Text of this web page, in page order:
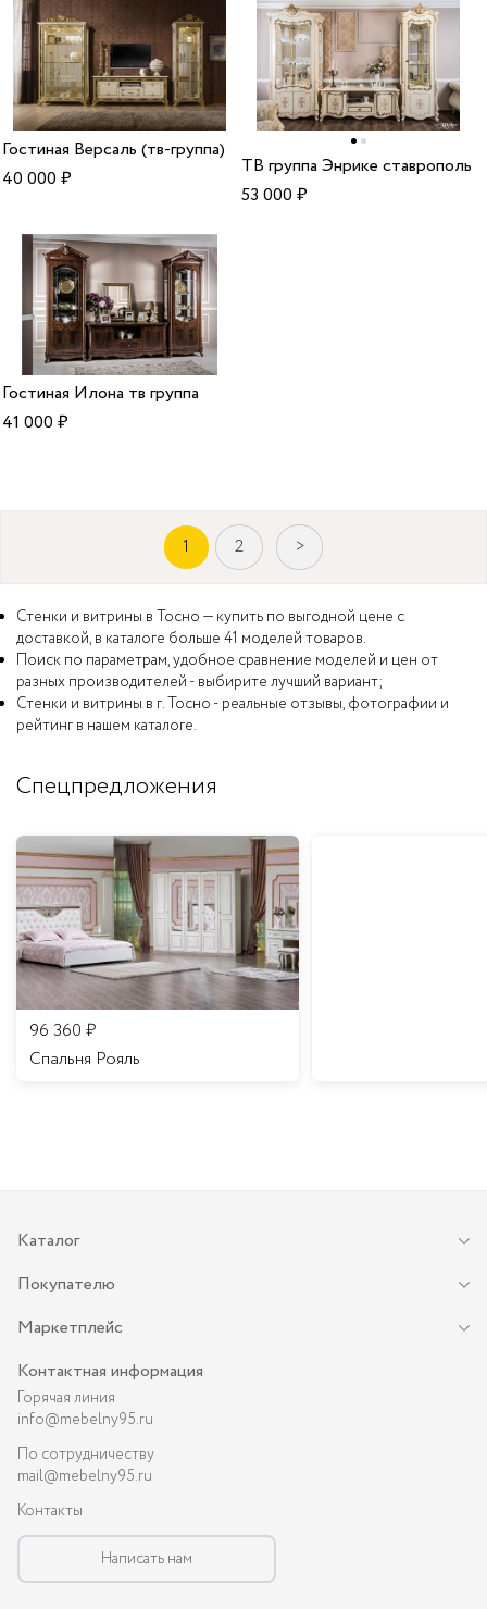
Гостиная Версаль (тв-группа)
40 000₽
ТВ группа Энрике ставрополь
53 000₽
Гостиная Илона тв группа
41 000₽
1 2 >
Стенки и витрины в Тосно — купить по выгодной цене с
доставкой, в каталоге больше 41 моделей товаров.
Поиск по параметрам, удобное сравнение моделей и цен от
разных производителей - выбирите лучший вариант;
Стенки и витрины в г. Тосно - реальные отзывы, фотографии и
рейтинг в нашем каталоге.
Спецпредложения
96 360 ₽
Спальня Рояль
Каталог
Покупателю
Маркетплейс
Контактная информация
Горячая линия
info@mebelny95.ru
По сотрудничеству
mail@mebelny95.ru
Контакты
Написать нам